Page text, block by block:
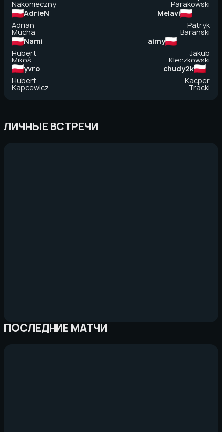
Nakonieczny
AdrieN
Adrian
Mucha
Nami
Hubert
Mikoś
yvro
Hubert
Kapcewicz
Parakowski
Melavi
Patryk
Baranski
aimy
Jakub
Kleczkowski
chudy2k
Kacper
Tracki
ЛИЧНЫЕ ВСТРЕЧИ
ПОСЛЕДНИЕ МАТЧИ